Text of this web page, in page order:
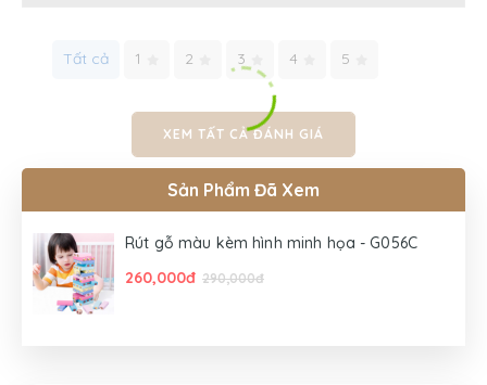
Tất cả 1 2 3 4 5
XEM TẤT CẢ ĐÁNH GIÁ
Sản Phẩm Đã Xem
Rút gỗ màu kèm hình minh họa - G056C
260,000đ 290,000đ